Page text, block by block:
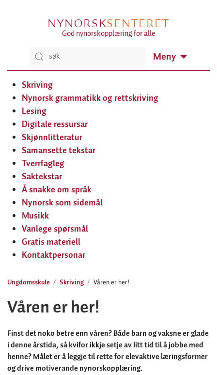
NYNORSKSENTERET
God nynorskopplæring for alle
Meny
Skriving
Nynorsk grammatikk og rettskriving
Lesing
Digitale ressursar
Skjønnlitteratur
Samansette tekstar
Tverrfagleg
Saktekstar
Å snakke om språk
Nynorsk som sidemål
Musikk
Vanlege spørsmål
Gratis materiell
Kontaktpersonar
Ungdomsskule Skriving Våren er her!
Våren er her!
Finst det noko betre enn våren? Både barn og vaksne er glade
i denne årstida, så kvifor ikkje setje av litt tid til å jobbe med
henne? Målet er å leggje til rette for elevaktive læringsformer
og drive motiverande nynorskopplæring.